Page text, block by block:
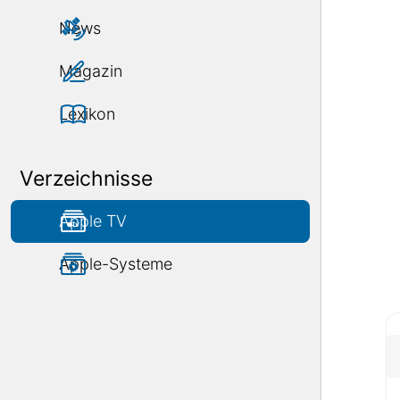
News
Magazin
Lexikon
Verzeichnisse
Apple TV
Apple-Systeme